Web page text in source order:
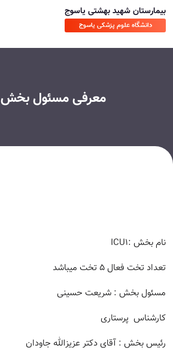
بیمارستان شهید بهشتی یاسوج
دانشگاه علوم پزشکی یاسوج
معرفی مسئول بخش ICU1
نام بخش :
ICU1
تعداد تخت فعال 5 تخت میباشد
مسئول بخش : شریعت حسینی
کارشناس پرستاری
رئیس بخش : آقای دکتر عزیزالله جاودان